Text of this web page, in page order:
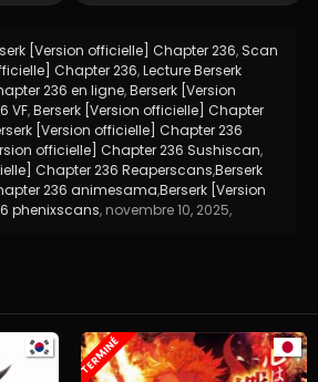
[Version officielle] Chapter 236, Scan
Chapter 236,Lecture Berserk
236 en ligne,Berserk [Version
VF,Berserk [Version officielle] Chapter
[Version officielle] Chapter 236
officielle] Chapter 236 Sushiscan,
Chapter 236 Reaperscans,Berserk
236 animesama,Berserk [Version
phenixscans, novembre 10, 2025,
TERMINÉ